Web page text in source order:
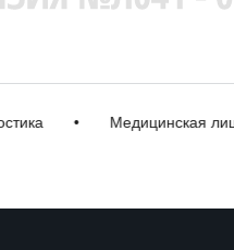
• Медицинская лицензия